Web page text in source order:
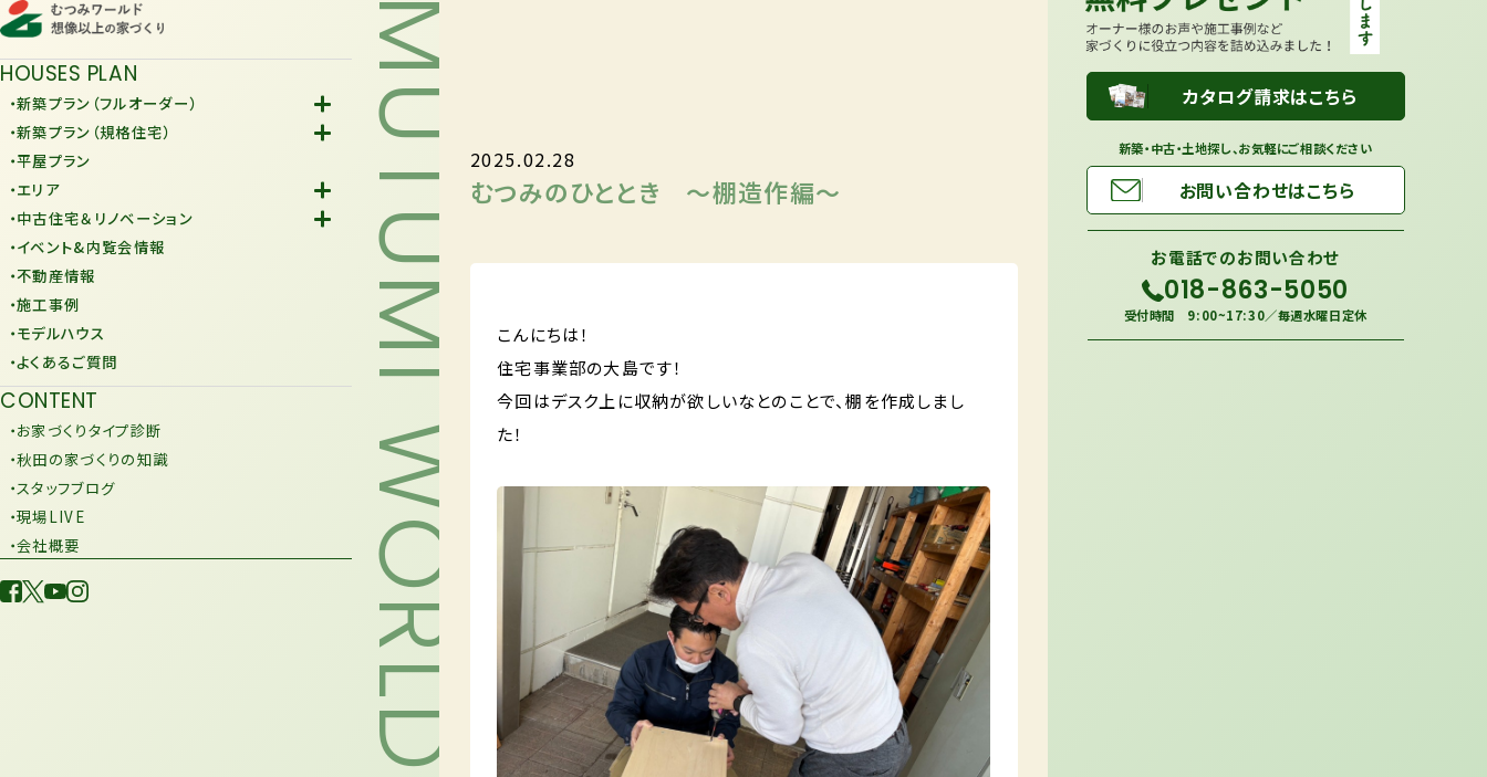
HOUSES PLAN
・新築プラン（フルオーダー）
-Fiore
・新築プラン（規格住宅）
-規格住宅
-KURAFIT
-JiU
・平屋プラン
・エリア
-潟上市
-由利本荘市
・中古住宅＆リノベーション
-中古住宅
-リノベーション
・イベント&内覧会情報
・不動産情報
・施工事例
・モデルハウス
・よくあるご質問
CONTENT
・お家づくりタイプ診断
・秋田の家づくりの知識
・スタッフブログ
・現場LIVE
・会社概要
MUTUMI WORLD カタログ請求はこちら
新築・中古・土地探し、お気軽にご相談ください
お問い合わせはこちら
お電話でのお問い合わせ
018-863-5050
受付時間 9:00~17:30／毎週水曜日定休
2025.02.28
むつみのひととき ～棚造作編～
こんにちは！
住宅事業部の大島です！
今回はデスク上に収納が欲しいなとのことで、棚を作成しまし
た！